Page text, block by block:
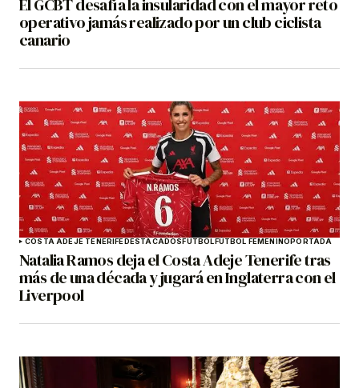
El GCBT desafía la insularidad con el mayor reto
operativo jamás realizado por un club ciclista
canario
COSTA ADEJE TENERIFE DESTACADOS FÚTBOL FÚTBOL FEMENINO PORTADA
Natalia Ramos deja el Costa Adeje Tenerife tras
más de una década y jugará en Inglaterra con el
Liverpool